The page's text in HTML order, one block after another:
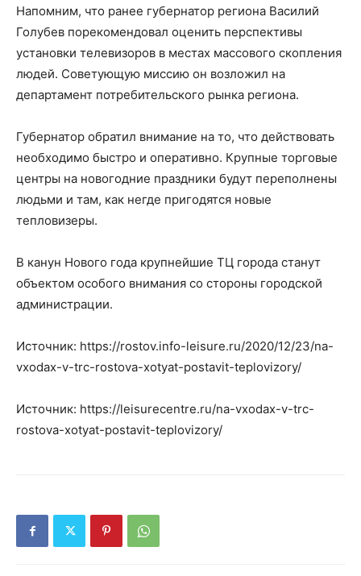
Напомним, что ранее губернатор региона Василий
Голубев порекомендовал оценить перспективы
установки телевизоров в местах массового скопления
людей. Советующую миссию он возложил на
департамент потребительского рынка региона.
Губернатор обратил внимание на то, что действовать
необходимо быстро и оперативно. Крупные торговые
центры на новогодние праздники будут переполнены
людьми и там, как негде пригодятся новые
тепловизеры.
В канун Нового года крупнейшие ТЦ города станут
объектом особого внимания со стороны городской
администрации.
Источник: https://rostov.info-leisure.ru/2020/12/23/na-
vxodax-v-trc-rostova-xotyat-postavit-teplovizory/
Источник: https://leisurecentre.ru/na-vxodax-v-trc-
rostova-xotyat-postavit-teplovizory/